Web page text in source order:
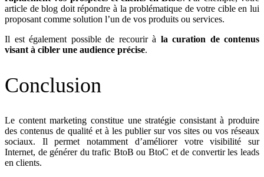
article de blog doit répondre à la problématique de votre cible en lui
proposant comme solution l’un de vos produits ou services.
Il est également possible de recourir à la curation de contenus
visant à cibler une audience précise.
Conclusion
Le content marketing constitue une stratégie consistant à produire
des contenus de qualité et à les publier sur vos sites ou vos réseaux
sociaux. Il permet notamment d’améliorer votre visibilité sur
Internet, de générer du trafic BtoB ou BtoC et de convertir les leads
en clients.